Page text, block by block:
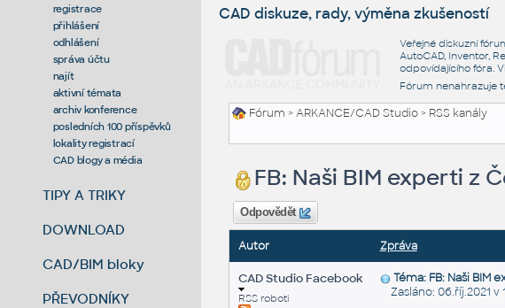
registrace
přihlášení
odhlášení
správa účtu
najít
aktivní témata
archiv konference
posledních 100 příspěvků
lokality registrací
CAD blogy a média
TIPY A TRIKY
DOWNLOAD
CAD/BIM bloky
PŘEVODNÍKY
CAD diskuze, rady, výměna zkušeností
Veřejné diskuzní
AutoCAD, Inventor,
odpovídajícího fóra.
Fórum nenahrazuje
Fórum >ARKANCE/CAD Studio> RSS kanály
FB: Naši BIM experti z
Odpovědět
Autor Zpráva
CAD Studio Facebook
RSS roboti
Téma: FB: Naši BIM
Zasláno: 06.říj.2021 v